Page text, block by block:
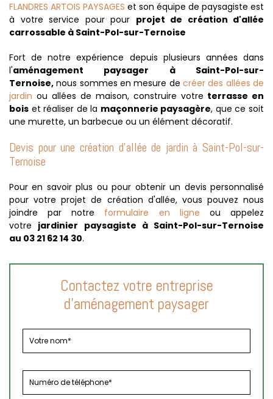
FLANDRES ARTOIS PAYSAGES et son équipe de paysagiste est
à votre service pour pour projet de création d'allée
carrossable à Saint-Pol-sur-Ternoise
Fort de notre expérience depuis plusieurs années dans
l'aménagement paysager à Saint-Pol-sur-
Ternoise, nous sommes en mesure de créer des allées de
jardin ou allées de maison, construire votre terrasse en
bois et réaliser de la maçonnerie paysagère, que ce soit
une murette, un barbecue ou un élément décoratif.
Devis pour une création d'allée de jardin à Saint-Pol-sur-
Ternoise
Pour en savoir plus ou pour obtenir un devis personnalisé
pour votre projet de création d'allée, vous pouvez nous
joindre par notre formulaire en ligne ou appelez
votre jardinier paysagiste à Saint-Pol-sur-Ternoise
au 03 21 62 14 30.
Contactez votre entreprise
d'aménagement paysager